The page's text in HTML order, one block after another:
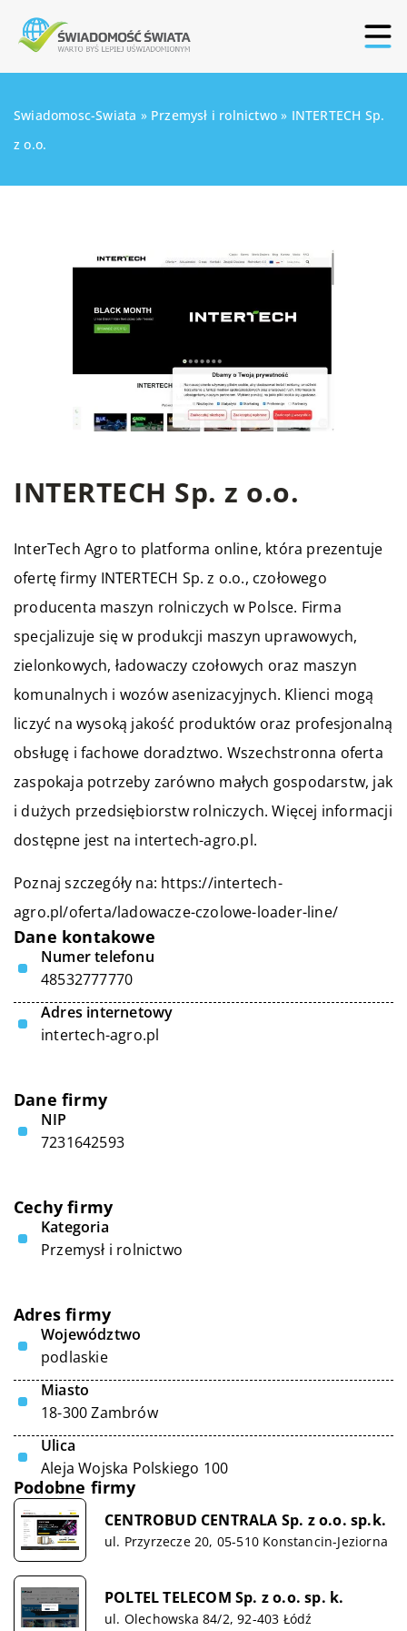
Swiadomosc-Swiata » Przemysł i rolnictwo » INTERTECH Sp.
z o.o.
INTERTECH Sp. z o.o.
InterTech Agro to platforma online, która prezentuje
ofertę firmy INTERTECH Sp. z o.o., czołowego
producenta maszyn rolniczych w Polsce. Firma
specjalizuje się w produkcji maszyn uprawowych,
zielonkowych, ładowaczy czołowych oraz maszyn
komunalnych i wozów asenizacyjnych. Klienci mogą
liczyć na wysoką jakość produktów oraz profesjonalną
obsługę i fachowe doradztwo. Wszechstronna oferta
zaspokaja potrzeby zarówno małych gospodarstw, jak
i dużych przedsiębiorstw rolniczych. Więcej informacji
dostępne jest na intertech-agro.pl.
Poznaj szczegóły na: https://intertech-
agro.pl/oferta/ladowacze-czolowe-loader-line/
Dane kontakowe
Numer telefonu
48532777770
Adres internetowy
intertech-agro.pl
Dane firmy
NIP
7231642593
Cechy firmy
Kategoria
Przemysł i rolnictwo
Adres firmy
Województwo
podlaskie
Miasto
18-300 Zambrów
Ulica
Aleja Wojska Polskiego 100
Podobne firmy
CENTROBUD CENTRALA Sp. z o.o. sp.k.
ul. Przyrzecze 20, 05-510 Konstancin-Jeziorna
POLTEL TELECOM Sp. z o.o. sp. k.
ul. Olechowska 84/2, 92-403 Łódź